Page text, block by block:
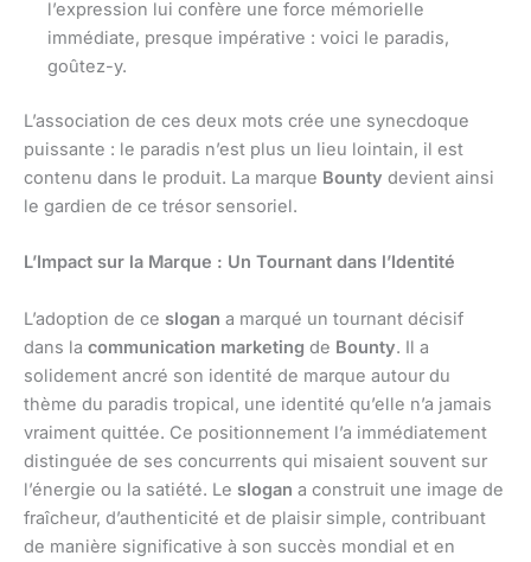
l’expression lui confère une force mémorielle
immédiate, presque impérative : voici le paradis,
goûtez-y.
L’association de ces deux mots crée une synecdoque
puissante : le paradis n’est plus un lieu lointain, il est
contenu dans le produit. La marque Bounty devient ainsi
le gardien de ce trésor sensoriel.
L’Impact sur la Marque : Un Tournant dans l’Identité
L’adoption de ce slogan a marqué un tournant décisif
dans la communication marketing de Bounty. Il a
solidement ancré son identité de marque autour du
thème du paradis tropical, une identité qu’elle n’a jamais
vraiment quittée. Ce positionnement l’a immédiatement
distinguée de ses concurrents qui misaient souvent sur
l’énergie ou la satiété. Le slogan a construit une image de
fraîcheur, d’authenticité et de plaisir simple, contribuant
de manière significative à son succès mondial et en